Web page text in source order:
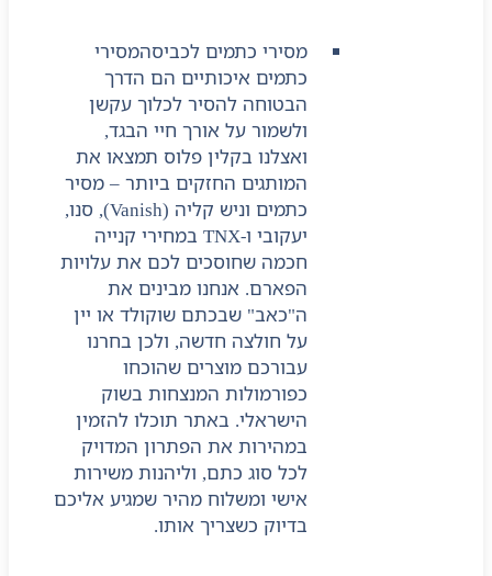
מסירי כתמים לכביסהמסירי
כתמים איכותיים הם הדרך
הבטוחה להסיר לכלוך עקשן
ולשמור על אורך חיי הבגד,
ואצלנו בקלין פלוס תמצאו את
המותגים החזקים ביותר – מסיר
כתמים וניש קליה (Vanish), סנו,
יעקובי ו-TNX במחירי קנייה
חכמה שחוסכים לכם את עלויות
הפארם. אנחנו מבינים את
ה"כאב" שבכתם שוקולד או יין
על חולצה חדשה, ולכן בחרנו
עבורכם מוצרים שהוכחו
כפורמולות המנצחות בשוק
הישראלי. באתר תוכלו להזמין
במהירות את הפתרון המדויק
לכל סוג כתם, וליהנות משירות
אישי ומשלוח מהיר שמגיע אליכם
בדיוק כשצריך אותו.